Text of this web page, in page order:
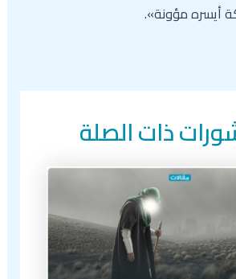
أيسره مؤونة».
ذات الصلة